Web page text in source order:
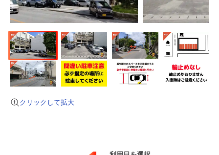
クリックして拡大